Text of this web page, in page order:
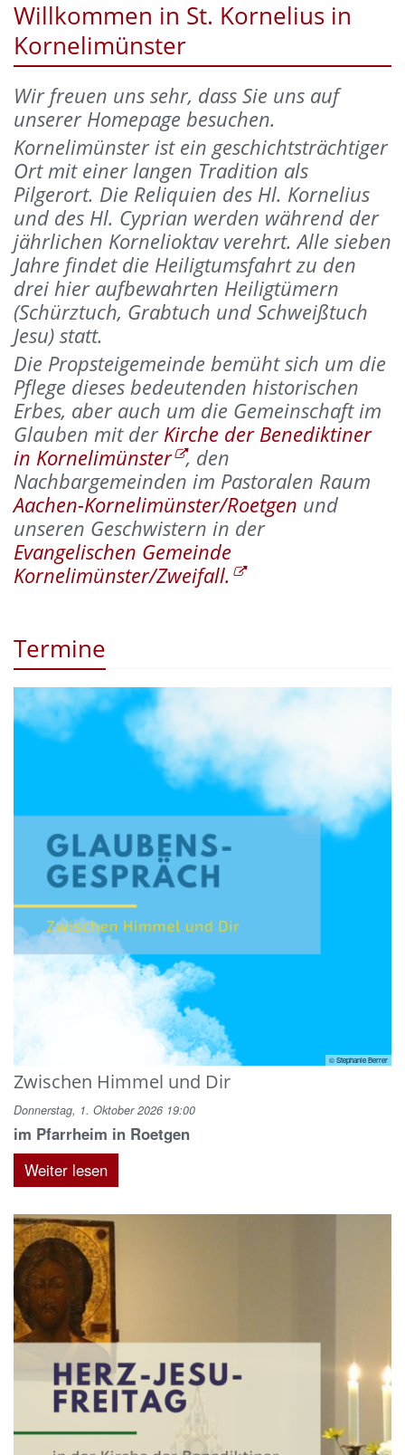
Willkommen in St. Kornelius in
Kornelimünster
Wir freuen uns sehr, dass Sie uns auf
unserer Homepage besuchen.
Kornelimünster ist ein geschichtsträchtiger
Ort mit einer langen Tradition als
Pilgerort. Die Reliquien des Hl. Kornelius
und des Hl. Cyprian werden während der
jährlichen Kornelioktav verehrt. Alle sieben
Jahre findet die Heiligtumsfahrt zu den
drei hier aufbewahrten Heiligtümern
(Schürztuch, Grabtuch und Schweißtuch
Jesu) statt.
Die Propsteigemeinde bemüht sich um die
Pflege dieses bedeutenden historischen
Erbes, aber auch um die Gemeinschaft im
Glauben mit der Kirche der Benediktiner
in Kornelimünster , den
Nachbargemeinden im Pastoralen Raum
Aachen-Kornelimünster/Roetgen und
unseren Geschwistern in der
Evangelischen Gemeinde
Kornelimünster/Zweifall.
Termine
© Stephanie Berrer
Zwischen Himmel und Dir
Donnerstag, 1. Oktober 2026 19:00
im Pfarrheim in Roetgen
Weiter lesen